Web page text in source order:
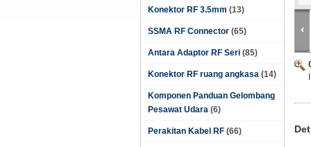
Konektor RF 3.5mm (13)
SSMA RF Connector (65)
Antara Adaptor RF Seri (85)
Konektor RF ruang angkasa (14)
Komponen Panduan Gelombang
Pesawat Udara (6)
Perakitan Kabel RF (66)